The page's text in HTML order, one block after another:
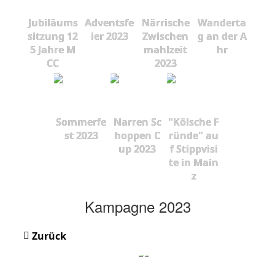
Jubiläums
sitzung 12
5 Jahre M
CC
Adventsfe
ier 2023
Närrische
Zwischen
mahlzeit
2023
Wanderta
g an der A
hr
Sommerfe
st 2023
Narren Sc
hoppen C
up 2023
"Kölsche F
ründe" au
f Stippvisi
te in Main
z
Kampagne 2023
Zurück